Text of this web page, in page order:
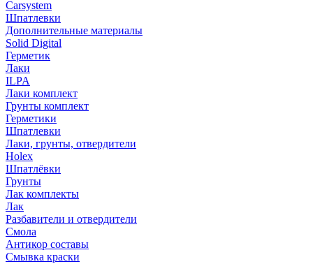
Carsystem
Шпатлевки
Дополнительные материалы
Solid Digital
Герметик
Лаки
ILPA
Лаки комплект
Грунты комплект
Герметики
Шпатлевки
Лаки, грунты, отвердители
Holex
Шпатлёвки
Грунты
Лак комплекты
Лак
Разбавители и отвердители
Смола
Антикор составы
Смывка краски